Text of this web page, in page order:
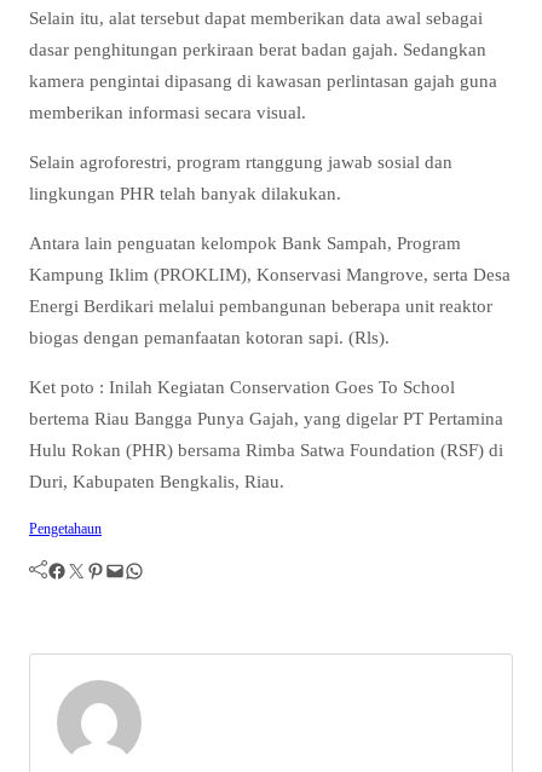
Selain itu, alat tersebut dapat memberikan data awal sebagai
dasar penghitungan perkiraan berat badan gajah. Sedangkan
kamera pengintai dipasang di kawasan perlintasan gajah guna
memberikan informasi secara visual.
Selain agroforestri, program rtanggung jawab sosial dan
lingkungan PHR telah banyak dilakukan.
Antara lain penguatan kelompok Bank Sampah, Program
Kampung Iklim (PROKLIM), Konservasi Mangrove, serta Desa
Energi Berdikari melalui pembangunan beberapa unit reaktor
biogas dengan pemanfaatan kotoran sapi. (Rls).
Ket poto : Inilah Kegiatan Conservation Goes To School
bertema Riau Bangga Punya Gajah, yang digelar PT Pertamina
Hulu Rokan (PHR) bersama Rimba Satwa Foundation (RSF) di
Duri, Kabupaten Bengkalis, Riau.
Pengetahaun
Facebook Twitter Pinterest Mail WhatsApp